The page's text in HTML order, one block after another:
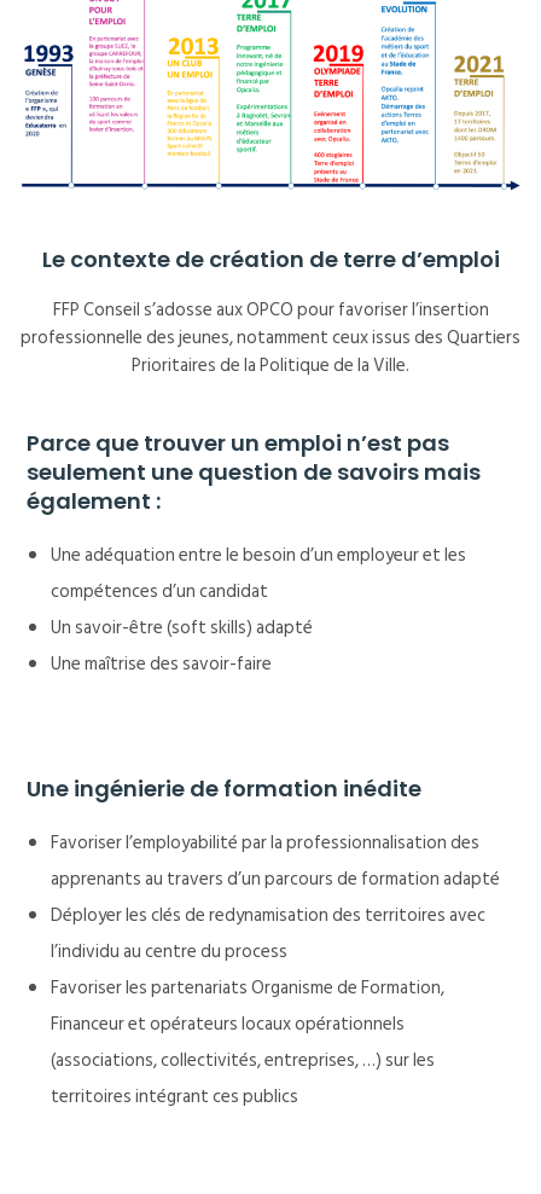
Le contexte de création de terre d’emploi
FFP Conseil s’adosse aux OPCO pour favoriser l’insertion
professionnelle des jeunes, notamment ceux issus des Quartiers
Prioritaires de la Politique de la Ville.
Parce que trouver un emploi n’est pas
seulement une question de savoirs mais
également :
Une adéquation entre le besoin d’un employeur et les
compétences d’un candidat
Un savoir-être (soft skills) adapté
Une maîtrise des savoir-faire
Une ingénierie de formation inédite
Favoriser l’employabilité par la professionnalisation des
apprenants au travers d’un parcours de formation adapté
Déployer les clés de redynamisation des territoires avec
l’individu au centre du process
Favoriser les partenariats Organisme de Formation,
Financeur et opérateurs locaux opérationnels
(associations, collectivités, entreprises, …) sur les
territoires intégrant ces publics